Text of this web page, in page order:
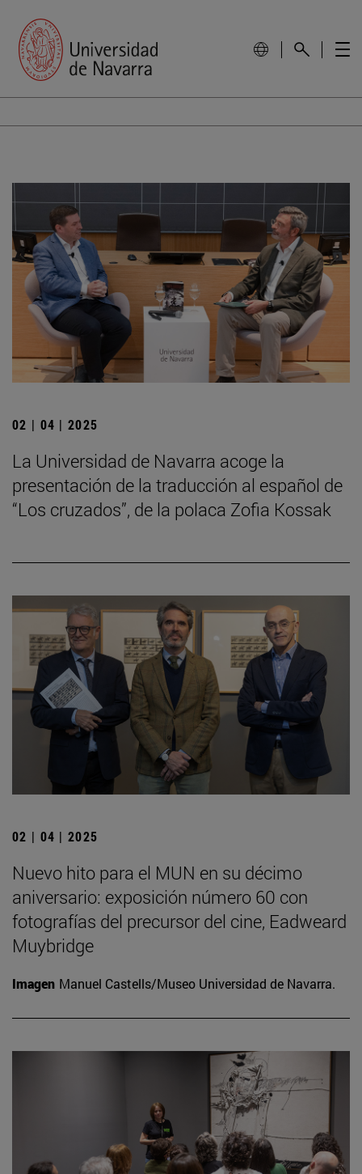
02 | 04 | 2025
La Universidad de Navarra acoge la
presentación de la traducción al español de
“Los cruzados”, de la polaca Zofia Kossak
02 | 04 | 2025
Nuevo hito para el MUN en su décimo
aniversario: exposición número 60 con
fotografías del precursor del cine, Eadweard
Muybridge
Imagen Manuel Castells/Museo Universidad de Navarra.